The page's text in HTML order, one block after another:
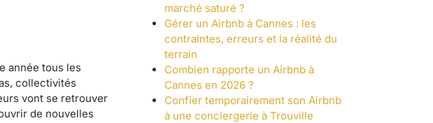
année tous les
collectivités
vont se retrouver
de nouvelles
marché saturé ?
Gérer un Airbnb à Cannes : les
contraintes, erreurs et la réalité du
terrain
Combien rapporte un Airbnb à
Cannes en 2026 ?
Confier temporairement son Airbnb
à une conciergerie à Trouville